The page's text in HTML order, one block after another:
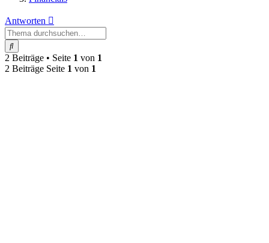
Antworten
Suche
2 Beiträge • Seite 1 von 1
2 Beiträge Seite 1 von 1